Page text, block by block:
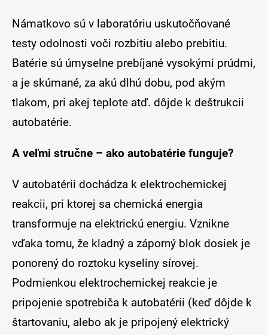
Námatkovo sú v laboratóriu uskutočňované
testy odolnosti voči rozbitiu alebo prebitiu.
Batérie sú úmyselne prebíjané vysokými prúdmi,
a je skúmané, za akú dlhú dobu, pod akým
tlakom, pri akej teplote atď. dôjde k deštrukcii
autobatérie.
A veľmi stručne – ako autobatérie funguje?
V autobatérii dochádza k elektrochemickej
reakcii, pri ktorej sa chemická energia
transformuje na elektrickú energiu. Vznikne
vďaka tomu, že kladný a záporný blok dosiek je
ponorený do roztoku kyseliny sírovej.
Podmienkou elektrochemickej reakcie je
pripojenie spotrebiča k autobatérii (keď dôjde k
štartovaniu, alebo ak je pripojený elektrický